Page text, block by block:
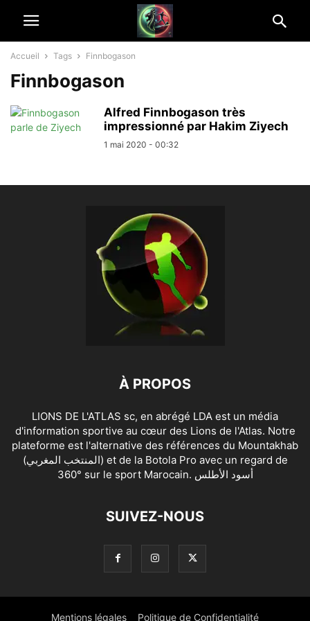
Accueil Tags Finnbogason
Finnbogason
Alfred Finnbogason très
impressionné par Hakim Ziyech
1 mai 2020 - 00:32
À PROPOS
LIONS DE L'ATLAS sc, en abrégé LDA est un média
d'information sportive au cœur des Lions de l'Atlas. Notre
plateforme est l'alternative des références du Mountakhab
(المنتخب المغربي) et de la Botola Pro avec un regard de
360° sur le sport Marocain. أسود الأطلس
SUIVEZ-NOUS
Mentions légales Politique de Confidentialité